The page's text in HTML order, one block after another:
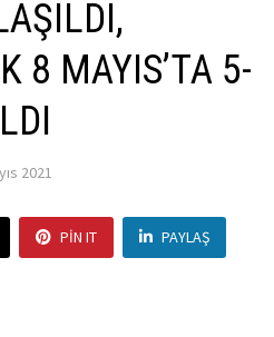
8 MAYIS’TA 5-
2021
PIN IT PAYLAŞ